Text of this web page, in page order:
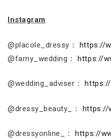
Instagram
@placole_dressy： https://
@farny_wedding：https://
@wedding_adviser：
@dressy_beauty_： https://
@dressyonline_：https://